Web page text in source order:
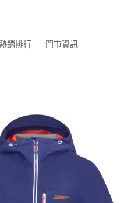
熱銷排行 門市資訊